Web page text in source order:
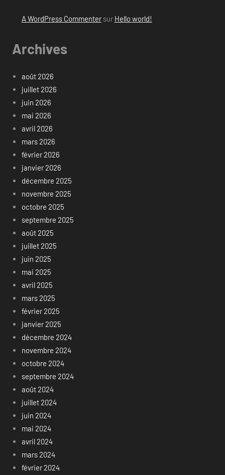
A WordPress Commentersur Hello world!
Archives
août 2026
juillet 2026
juin 2026
mai 2026
avril 2026
mars 2026
février 2026
janvier 2026
décembre 2025
novembre 2025
octobre 2025
septembre 2025
août 2025
juillet 2025
juin 2025
mai 2025
avril 2025
mars 2025
février 2025
janvier 2025
décembre 2024
novembre 2024
octobre 2024
septembre 2024
août 2024
juillet 2024
juin 2024
mai 2024
avril 2024
mars 2024
février 2024